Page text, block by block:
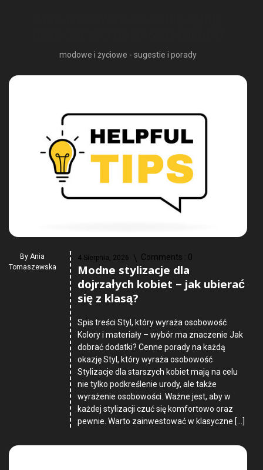
modowe i życiowe - sugestie i porady
By Ania
Tomaszewska
4 Sierpnia, 2026 Comments : 0
Modne stylizacje dla
dojrzałych kobiet – jak ubierać
się z klasą?
Spis treści Styl, który wyraża osobowość
Kolory i materiały – wybór ma znaczenie Jak
dobrać dodatki? Cenne porady na każdą
okazję Styl, który wyraża osobowość
Stylizacje dla starszych kobiet mają na celu
nie tylko podkreślenie urody, ale także
wyrażenie osobowości. Ważne jest, aby w
każdej stylizacji czuć się komfortowo oraz
pewnie. Warto zainwestować w klasyczne […]